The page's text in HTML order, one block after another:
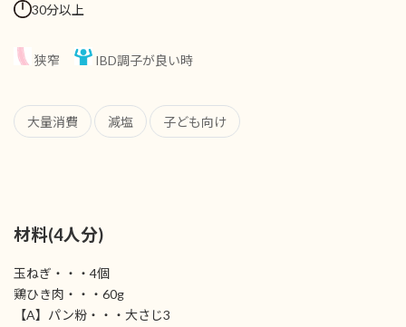
30分以上
狭窄 IBD調子が良い時
大量消費 減塩 子ども向け
材料(4人分)
玉ねぎ・・・4個
鶏ひき肉・・・60g
【A】パン粉・・・大さじ3